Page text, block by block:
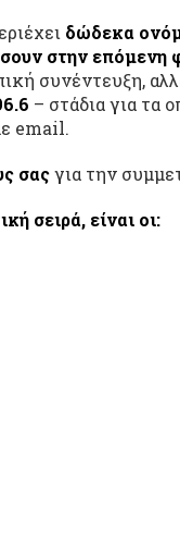
δώδεκα
στην επόμενη
συνέντευξη,
– στάδια για τα
email.
σαςγια την
σειρά, είναι οι: